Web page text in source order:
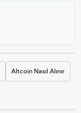
Altcoin Nasıl Alınır